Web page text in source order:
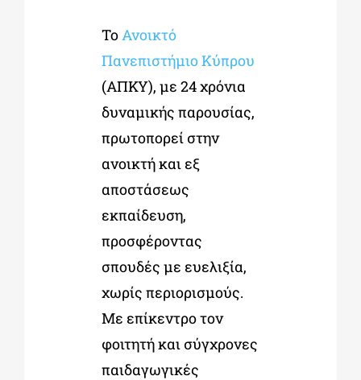
Το Ανοικτό
Πανεπιστήμιο Κύπρου
(ΑΠΚΥ), με 24 χρόνια
δυναμικής παρουσίας,
πρωτοπορεί στην
ανοικτή και εξ
αποστάσεως
εκπαίδευση,
προσφέροντας
σπουδές με ευελιξία,
χωρίς περιορισμούς.
Με επίκεντρο τον
φοιτητή και σύγχρονες
παιδαγωγικές